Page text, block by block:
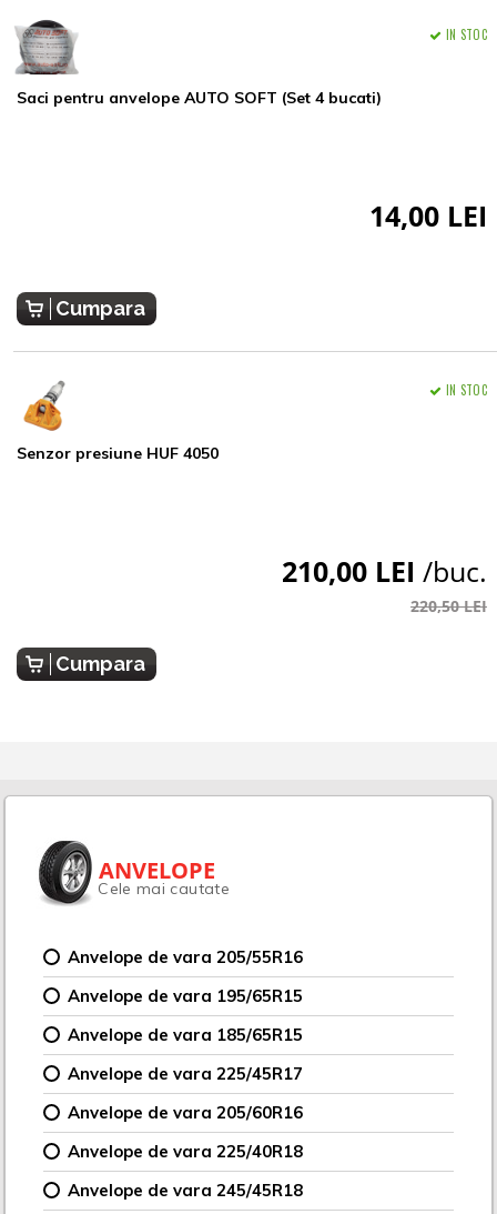
Saci pentru anvelope AUTO SOFT (Set 4 bucati)
IN STOC
14,00 LEI
Cumpara
Senzor presiune HUF 4050
IN STOC
210,00 LEI /buc.
220,50 LEI
Cumpara
ANVELOPE
Cele mai cautate
Anvelope de vara 205/55R16
Anvelope de vara 195/65R15
Anvelope de vara 185/65R15
Anvelope de vara 225/45R17
Anvelope de vara 205/60R16
Anvelope de vara 225/40R18
Anvelope de vara 245/45R18